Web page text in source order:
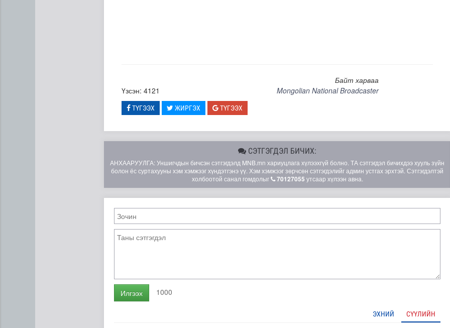
Байт харваа
Үзсэн: 4121
Mongolian National Broadcaster
ТҮГЭЭХ ЖИРГЭХ ТҮГЭЭХ
СЭТГЭГДЭЛ БИЧИХ:
АНХААРУУЛГА: Уншигчдын бичсэн сэтгэгдэлд MNB.mn хариуцлага хүлээхгүй болно. ТА сэтгэгдэл бичихдээ хууль зүйн
болон ёс суртахууны хэм хэмжээг хүндэтгэнэ үү. Хэм хэмжээг зөрчсөн сэтгэгдэлийг админ устгах эрхтэй. Сэтгэгдэлтэй
холбоотой санал гомдолыг
70127055 утсаар хүлээн авна.
Илгээх 1000
ЭХНИЙ СҮҮЛИЙН